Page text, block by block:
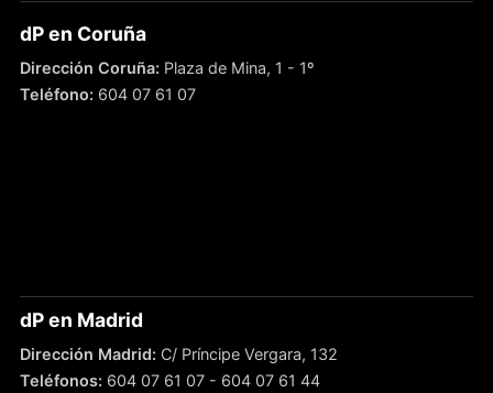
dP en Coruña
Dirección Coruña: Plaza de Mina, 1 - 1º
Teléfono: 604 07 61 07
dP en Madrid
Dirección Madrid: C/ Príncipe Vergara, 132
Teléfonos: 604 07 61 07- 604 07 61 44